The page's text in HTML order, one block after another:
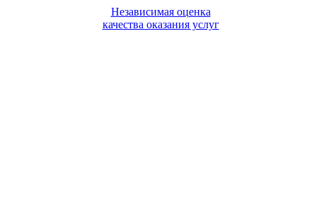
Независимая оценка
качества оказания услуг